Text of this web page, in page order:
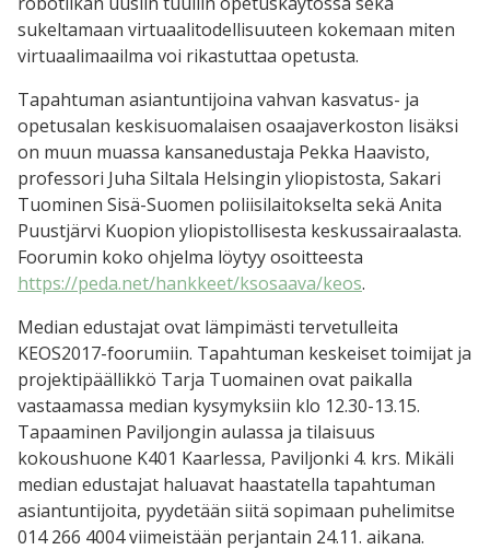
sukeltamaan virtuaalitodellisuuteen kokemaan miten
virtuaalimaailma voi rikastuttaa opetusta.
Tapahtuman asiantuntijoina vahvan kasvatus- ja
opetusalan keskisuomalaisen osaajaverkoston lisäksi
on muun muassa kansanedustaja Pekka Haavisto,
professori Juha Siltala Helsingin yliopistosta, Sakari
Tuominen Sisä-Suomen poliisilaitokselta sekä Anita
Puustjärvi Kuopion yliopistollisesta keskussairaalasta.
Foorumin koko ohjelma löytyy osoitteesta
https://peda.net/hankkeet/ksosaava/keos.
Median edustajat ovat lämpimästi tervetulleita
KEOS2017-foorumiin. Tapahtuman keskeiset toimijat ja
projektipäällikkö Tarja Tuomainen ovat paikalla
vastaamassa median kysymyksiin klo 12.30-13.15.
Tapaaminen Paviljongin aulassa ja tilaisuus
kokoushuone K401 Kaarlessa, Paviljonki 4. krs. Mikäli
median edustajat haluavat haastatella tapahtuman
asiantuntijoita, pyydetään siitä sopimaan puhelimitse
014 266 4004 viimeistään perjantain 24.11. aikana.